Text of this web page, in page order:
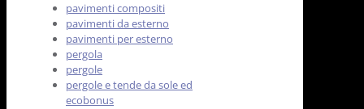
pavimenti compositi
pavimenti da esterno
pavimenti per esterno
pergola
pergole
pergole e tende da sole ed
ecobonus